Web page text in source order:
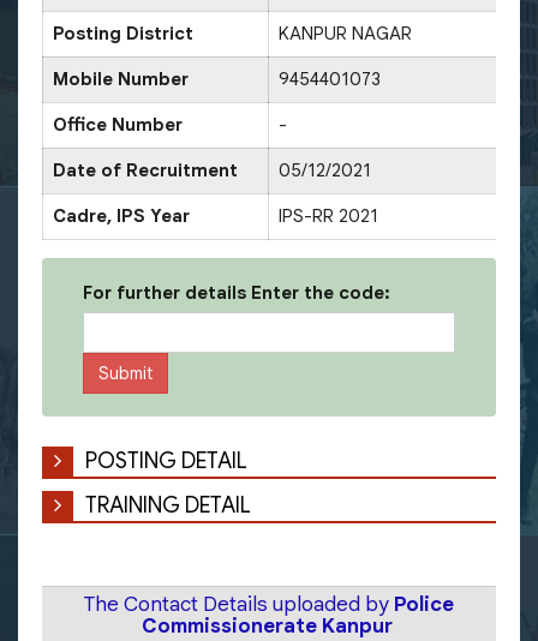
Posting District KANPUR NAGAR
Mobile Number 9454401073
Office Number -
Date of Recruitment 05/12/2021
Cadre, IPS Year IPS-RR 2021
For further details Enter the code:
POSTING DETAIL
TRAINING DETAIL
The Contact Details uploaded by Police
Commissionerate Kanpur